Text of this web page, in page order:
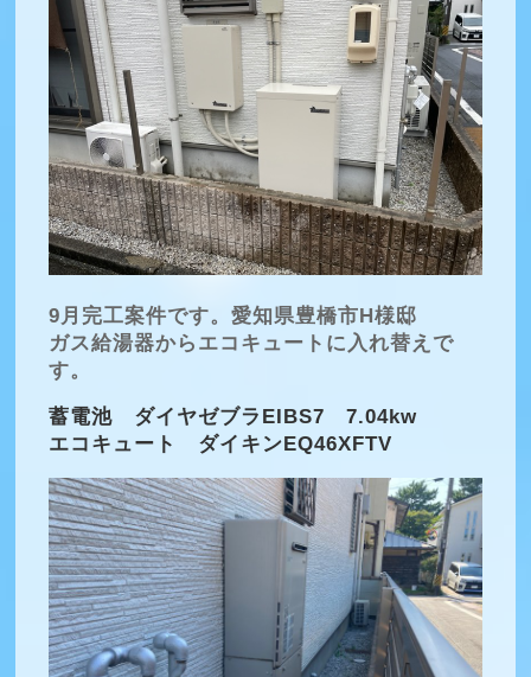
9月完工案件です。愛知県豊橋市H様邸
ガス給湯器からエコキュートに入れ替えで
す。
蓄電池 ダイヤゼブラEIBS7 7.04kw
エコキュート ダイキンEQ46XFTV